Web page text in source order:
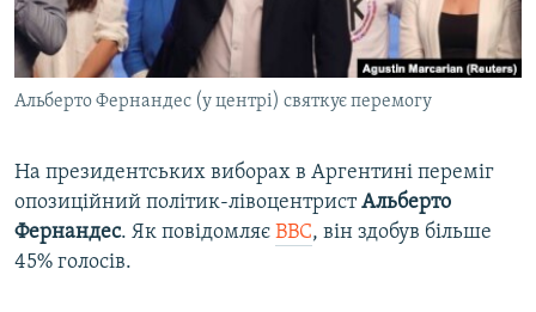
ВІДЕОУРОКИ «ELIFBE»
СВІДЧЕННЯ ОКУПАЦІЇ
УКРАЇНСЬКА ПРОБЛЕМА КРИМУ
Русский
Qırımtatar
Усі сайти RFE/RL
Альберто Фернандес (у центрі) святкує перемогу
На президентських виборах в Аргентині переміг
опозиційний політик-лівоцентристАльберто
Фернандес. Як повідомляє ВВС, він здобув більше
45% голосів.